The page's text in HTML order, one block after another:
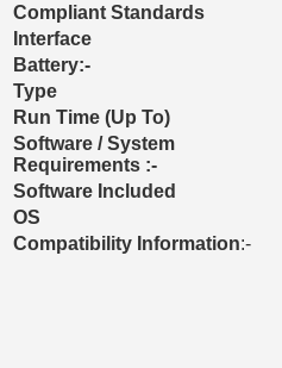
Compliant Standards
Interface
Battery:-
Type
Run Time (Up To)
Software / System
Requirements :-
Software Included
OS
Compatibility Information:-